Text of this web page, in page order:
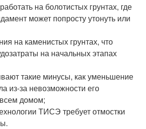
на болотистых грунтах, где
может попросту утонуть или
на каменистых грунтах, что
на начальных этапах
такие минусы, как уменьшение
из-за невозможности его
домом;
ТИСЭ требует отмостки